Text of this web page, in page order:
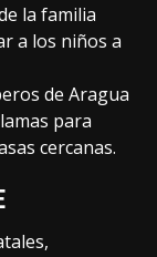
la familia
a los niños a
de Aragua
para
cercanas.